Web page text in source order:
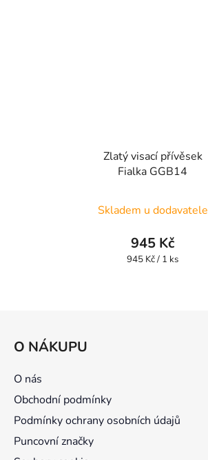
Zlatý visací přívěsek
Fialka GGB14
Skladem u dodavatele
945 Kč
Měrná
945 Kč / 1 ks
O NÁKUPU
O nás
Obchodní podmínky
Podmínky ochrany osobních údajů
Puncovní značky